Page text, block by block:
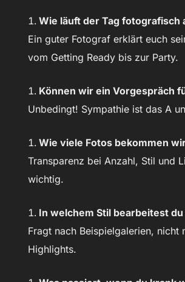
Wie läuft der Tag fotografisch
Ein guter Fotograf erklärt euch
vom Getting Ready bis zur Party.
Können wir ein Vorgespräch
Unbedingt! Sympathie ist das A
Wie viele Fotos bekommen
Transparenz bei Anzahl, Stil und
wichtig.
In welchem Stil bearbeitest
Fragt nach Beispielgalerien, nicht
Highlights.